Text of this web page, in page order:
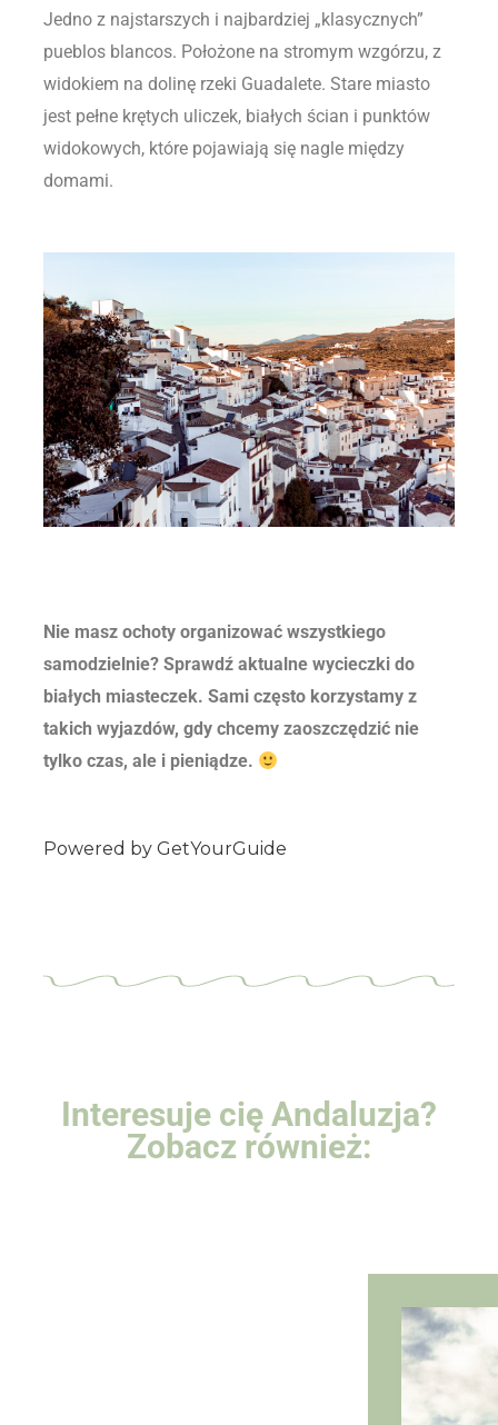
Jedno z najstarszych i najbardziej „klasycznych”
pueblos blancos. Położone na stromym wzgórzu, z
widokiem na dolinę rzeki Guadalete. Stare miasto
jest pełne krętych uliczek, białych ścian i punktów
widokowych, które pojawiają się nagle między
domami.
Nie masz ochoty organizować wszystkiego
samodzielnie? Sprawdź aktualne wycieczki do
białych miasteczek. Sami często korzystamy z
takich wyjazdów, gdy chcemy zaoszczędzić nie
tylko czas, ale i pieniądze.
Powered by GetYourGuide
Interesuje cię Andaluzja?
Zobacz również: